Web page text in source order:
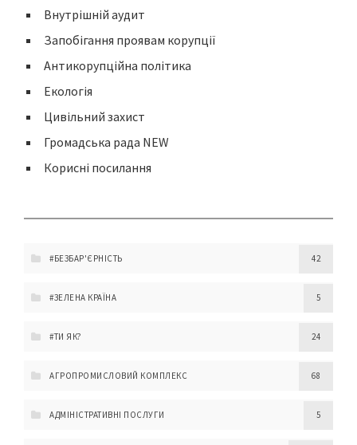
Внутрішній аудит
Запобігання проявам корупції
Антикорупційна політика
Екологія
Цивільний захист
Громадська рада NEW
Корисні посилання
#БЕЗБАР'ЄРНІСТЬ 42
#ЗЕЛЕНА КРАЇНА 5
#ТИ ЯК? 24
АГРОПРОМИСЛОВИЙ КОМПЛЕКС 68
АДМІНІСТРАТИВНІ ПОСЛУГИ 5